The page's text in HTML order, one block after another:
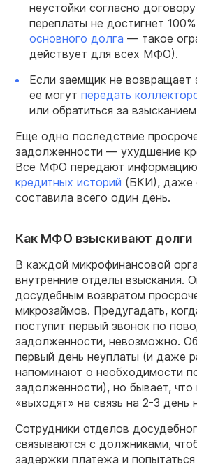
неустойки согласно
переплаты не достигнет
основного долга — такое
действует для всех МФО).
Если заемщик не возвращает
ее могут передать
или обратиться за
Еще одно последствие
задолженности — ухудшение
Все МФО передают
кредитных историй (БКИ), даже
составила всего один день.
Как МФО взыскивают долги
В каждой микрофинансовой
внутренние отделы взыскания.
досудебным возвратом
микрозаймов. Предугадать,
поступит первый звонок по
задолженности, невозможно.
первый день неуплаты (и даже
напоминают о необходимости
задолженности), но бывает, что
«выходят» на связь на 2-3 день
Сотрудники отделов
связываются с должниками,
задержки платежа и